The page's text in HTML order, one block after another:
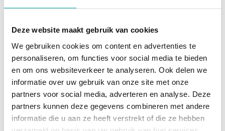
Deze website maakt gebruik van cookies
We gebruiken cookies om content en advertenties te
personaliseren, om functies voor social media te bieden
en om ons websiteverkeer te analyseren. Ook delen we
informatie over uw gebruik van onze site met onze
partners voor social media, adverteren en analyse. Deze
partners kunnen deze gegevens combineren met andere
informatie die u aan ze heeft verstrekt of die ze hebben
andere vormen van vervoer en uitgebreid met allerlei
een stomerij, al dat soort dingen zijn mogelijk!
Lees ook ons laatste artikel over
mobiliteitshubs:mobility hubs als parkeervoorziening